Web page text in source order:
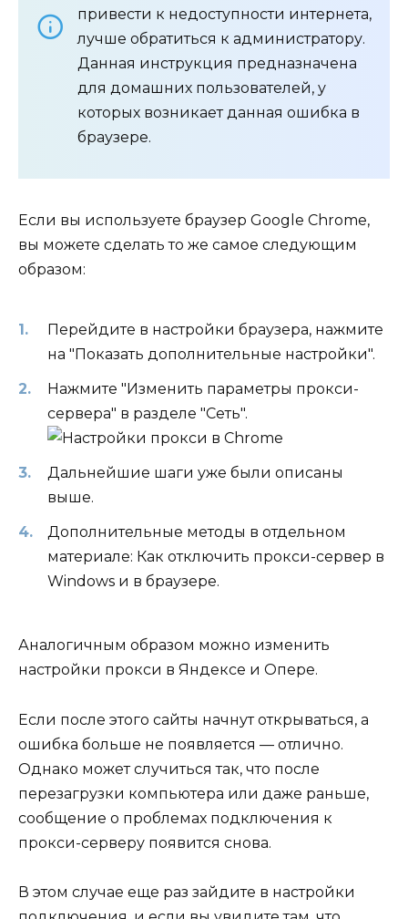
привести к недоступности интернета,
лучше обратиться к администратору.
Данная инструкция предназначена
для домашних пользователей, у
которых возникает данная ошибка в
браузере.
Если вы используете браузер Google Chrome,
вы можете сделать то же самое следующим
образом:
Перейдите в настройки браузера, нажмите
на "Показать дополнительные настройки".
Нажмите "Изменить параметры прокси-
сервера" в разделе "Сеть".
Дальнейшие шаги уже были описаны
выше.
Дополнительные методы в отдельном
материале: Как отключить прокси-сервер в
Windows и в браузере.
Аналогичным образом можно изменить
настройки прокси в Яндексе и Опере.
Если после этого сайты начнут открываться, а
ошибка больше не появляется — отлично.
Однако может случиться так, что после
перезагрузки компьютера или даже раньше,
сообщение о проблемах подключения к
прокси-серверу появится снова.
В этом случае еще раз зайдите в настройки